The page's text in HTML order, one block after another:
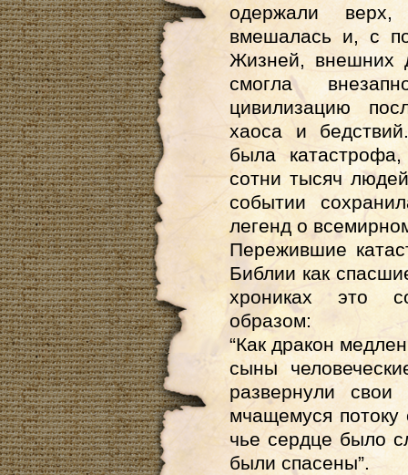
одержали
вмешалась и, с
Жизней, внешних
смогла
цивилизацию
хаоса и
была
сотни тысяч
событии
легенд о
Пережившие
Библии как
хрониках это
образом:
“Как дракон
сыны
развернули свои
мчащемуся
чье сердце было
были спасены”.